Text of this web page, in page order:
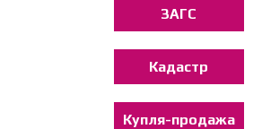
ЗАГС
Кадастр
Купля-продажа